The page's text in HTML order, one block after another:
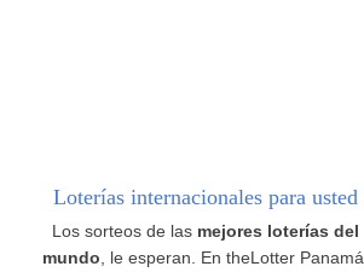
Loterías internacionales para usted
Los sorteos de las mejores loterías del
mundo , le esperan. En theLotter Panamá,